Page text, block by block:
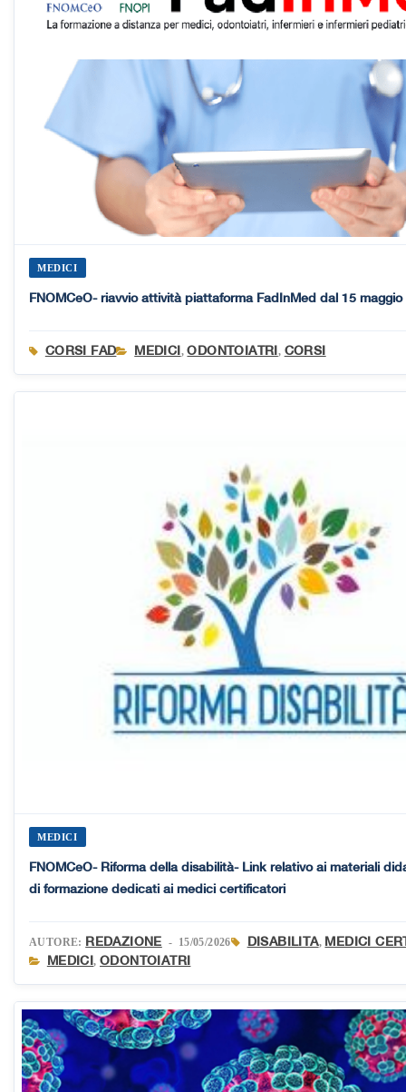
MEDICI
FNOMCeO- riavvio attività piattaforma FadInMed dal 15 maggio
CORSI FAD MEDICI ,ODONTOIATRI , CORSI
MEDICI
FNOMCeO- Riforma della disabilità- Link relativo ai materiali
di formazione dedicati ai medici certificatori
AUTORE: REDAZIONE - 15/05/2026 DISABILITA, MEDICI
MEDICI,ODONTOIATRI